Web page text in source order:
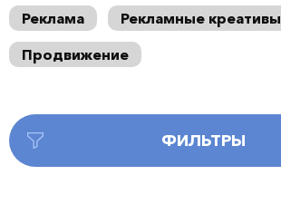
Реклама
Рекламные креативы
Продвижение
ФИЛЬТРЫ